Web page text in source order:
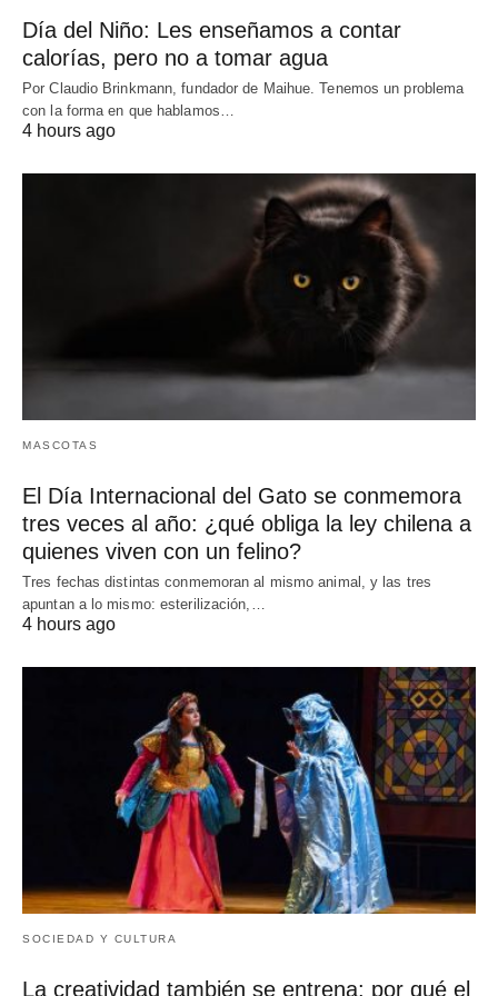
Día del Niño: Les enseñamos a contar
calorías, pero no a tomar agua
Por Claudio Brinkmann, fundador de Maihue. Tenemos un problema
con la forma en que hablamos…
4 hours ago
MASCOTAS
El Día Internacional del Gato se conmemora
tres veces al año: ¿qué obliga la ley chilena a
quienes viven con un felino?
Tres fechas distintas conmemoran al mismo animal, y las tres
apuntan a lo mismo: esterilización,…
4 hours ago
SOCIEDAD Y CULTURA
La creatividad también se entrena: por qué el